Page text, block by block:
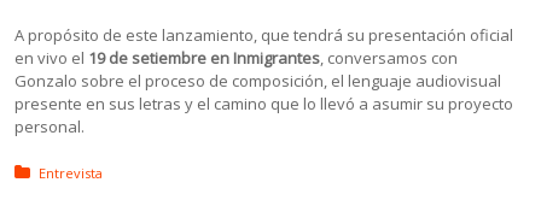
A propósito de este lanzamiento, que tendrá su presentación oficial
en vivo el 19 de setiembre en Inmigrantes, conversamos con
Gonzalo sobre el proceso de composición, el lenguaje audiovisual
presente en sus letras y el camino que lo llevó a asumir su proyecto
personal.
Posted in:
Entrevista